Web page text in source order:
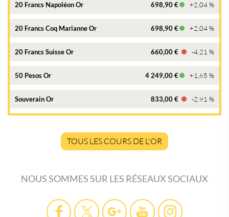
20 Francs Napoléon Or 698,90 € +2,04 %
20 Francs Coq Marianne Or 698,90 € +2,04 %
20 Francs Suisse Or 660,00 € -4,21 %
50 Pesos Or 4 249,00 € +1,65 %
Souverain Or 833,00 € -2,91 %
TOUS LES COURS DE L'OR
NOUS SOMMES SUR LES RÉSEAUX SOCIAUX